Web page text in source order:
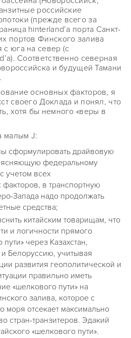
российские
(прежде всего за
hinterland’а порта Санкт-
портов Финского залива
с юга на север (с
Соответственно северная
и будущей Тамани
основных факторов, я
своего Доклада и понял, что
хотя бы немного «веры в
малым J:
сформулировать драйвовую
федеральному
учетом всех
в транспортную
Запада надо продолжать
средства;
китайским товарищам, что
и логичности прямого
через Казахстан,
Белоруссию, учитывая
развития геополитической и
правильно иметь
«шелкового пути» на
залива, которое с
моря отсекает максимально
стран-транзитеров. Эдакий
«шелкового пути».